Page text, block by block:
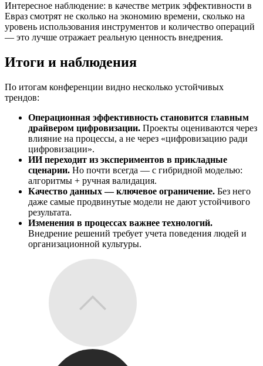
Интересное наблюдение: в качестве метрик эффективности в
Евраз смотрят не сколько на экономию времени, сколько на
уровень использования инструментов и количество операций
— это лучше отражает реальную ценность внедрения.
Итоги и наблюдения
По итогам конференции видно несколько устойчивых
трендов:
Операционная эффективность становится главным
драйвером цифровизации. Проекты оцениваются через
влияние на процессы, а не через «цифровизацию ради
цифровизации».
ИИ переходит из экспериментов в прикладные
сценарии. Но почти всегда — с гибридной моделью:
алгоритмы + ручная валидация.
Качество данных — ключевое ограничение. Без него
даже самые продвинутые модели не дают устойчивого
результата.
Изменения в процессах важнее технологий.
Внедрение решений требует учета поведения людей и
организационной культуры.